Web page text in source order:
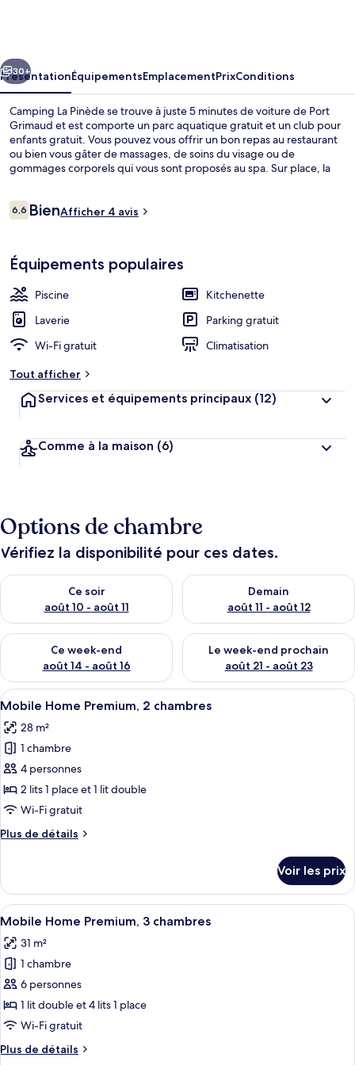
Suivant
30+
PrésentationÉquipementsEmplacementPrixConditions
Camping La Pinède se trouve à juste 5 minutes de voiture de Port
Grimaud et est comporte un parc aquatique gratuit et un club pour
enfants gratuit. Vous pouvez vous offrir un bon repas au restaurant
ou bien vous gâter de massages, de soins du visage ou de
gommages corporels qui vous sont proposés au spa. Sur place, la
réfrigérateur et un micro-ondes. Pratique, non ?
Avis
voyageurs
6,66,6 sur 10
BienAfficher 4 avis
Équipements populaires
Piscine
Kitchenette
Laverie
Parking gratuit
Wi-Fi gratuit
Climatisation
Tout afficher
Services et équipements principaux (12)
Comme à la maison (6)
Options de chambre
Vérifiez la disponibilité pour ces dates.
Ce soir
août 10 - août 11
Vérifier la disponibilité pour ce soir août 10 - août 11
Demain
août 11 - août 12
Vérifier la disponibilité pour
Ce week-end
août 14 - août 16
Vérifier la disponibilité pour ce week-end août 14 - août 16
Le week-end prochain
août 21 - août 23
Vérifier la disponibilité pour
Afficher
toutes
les
photos
pour
ce
type
chambre :
Premium,
2
chambres
Mobile Home Premium, 2 chambres
5
Mobile Home Premium, 2 chambres
28 m²
1 chambre
4 personnes
2 lits 1 place et 1 lit double
Wi-Fi gratuit
Plus de détails
Plus
le
type
de
Mobile
Home
Premium,
2
chambres
Voir les prix
Afficher
toutes
les
photos
pour
ce
type
chambre :
Mobile Home Premium, 3 chambres
7
Mobile Home Premium, 3 chambres
31 m²
1 chambre
6 personnes
1 lit double et 4 lits 1 place
Wi-Fi gratuit
Plus de détails
Plus